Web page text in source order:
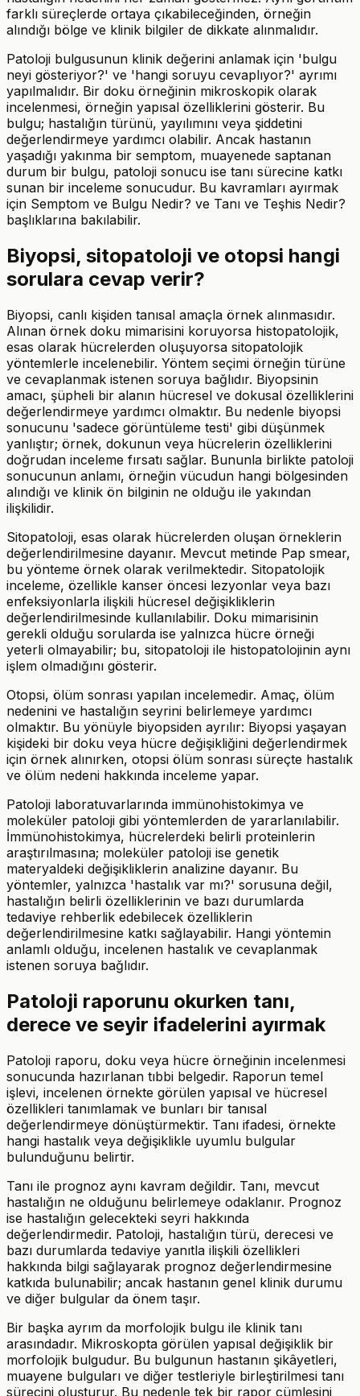
farklı süreçlerde ortaya çıkabileceğinden, örneğin
alındığı bölge ve klinik bilgiler de dikkate alınmalıdır.
Patoloji bulgusunun klinik değerini anlamak için 'bulgu
neyi gösteriyor?' ve 'hangi soruyu cevaplıyor?' ayrımı
yapılmalıdır. Bir doku örneğinin mikroskopik olarak
incelenmesi, örneğin yapısal özelliklerini gösterir. Bu
bulgu; hastalığın türünü, yayılımını veya şiddetini
değerlendirmeye yardımcı olabilir. Ancak hastanın
yaşadığı yakınma bir semptom, muayenede saptanan
durum bir bulgu, patoloji sonucu ise tanı sürecine katkı
sunan bir inceleme sonucudur. Bu kavramları ayırmak
için Semptom ve Bulgu Nedir? ve Tanı ve Teşhis Nedir?
başlıklarına bakılabilir.
Biyopsi, sitopatoloji ve otopsi hangi
sorulara cevap verir?
Biyopsi, canlı kişiden tanısal amaçla örnek alınmasıdır.
Alınan örnek doku mimarisini koruyorsa histopatolojik,
esas olarak hücrelerden oluşuyorsa sitopatolojik
yöntemlerle incelenebilir. Yöntem seçimi örneğin türüne
ve cevaplanmak istenen soruya bağlıdır. Biyopsinin
amacı, şüpheli bir alanın hücresel ve dokusal özelliklerini
değerlendirmeye yardımcı olmaktır. Bu nedenle biyopsi
sonucunu 'sadece görüntüleme testi' gibi düşünmek
yanlıştır; örnek, dokunun veya hücrelerin özelliklerini
doğrudan inceleme fırsatı sağlar. Bununla birlikte patoloji
sonucunun anlamı, örneğin vücudun hangi bölgesinden
alındığı ve klinik ön bilginin ne olduğu ile yakından
ilişkilidir.
Sitopatoloji, esas olarak hücrelerden oluşan örneklerin
değerlendirilmesine dayanır. Mevcut metinde Pap smear,
bu yönteme örnek olarak verilmektedir. Sitopatolojik
inceleme, özellikle kanser öncesi lezyonlar veya bazı
enfeksiyonlarla ilişkili hücresel değişikliklerin
değerlendirilmesinde kullanılabilir. Doku mimarisinin
gerekli olduğu sorularda ise yalnızca hücre örneği
yeterli olmayabilir; bu, sitopatoloji ile histopatolojinin aynı
işlem olmadığını gösterir.
Otopsi, ölüm sonrası yapılan incelemedir. Amaç, ölüm
nedenini ve hastalığın seyrini belirlemeye yardımcı
olmaktır. Bu yönüyle biyopsiden ayrılır: Biyopsi yaşayan
kişideki bir doku veya hücre değişikliğini değerlendirmek
için örnek alınırken, otopsi ölüm sonrası süreçte hastalık
ve ölüm nedeni hakkında inceleme yapar.
Patoloji laboratuvarlarında immünohistokimya ve
moleküler patoloji gibi yöntemlerden de yararlanılabilir.
İmmünohistokimya, hücrelerdeki belirli proteinlerin
araştırılmasına; moleküler patoloji ise genetik
materyaldeki değişikliklerin analizine dayanır. Bu
yöntemler, yalnızca 'hastalık var mı?' sorusuna değil,
hastalığın belirli özelliklerinin ve bazı durumlarda
tedaviye rehberlik edebilecek özelliklerin
değerlendirilmesine katkı sağlayabilir. Hangi yöntemin
anlamlı olduğu, incelenen hastalık ve cevaplanmak
istenen soruya bağlıdır.
Patoloji raporunu okurken tanı,
derece ve seyir ifadelerini ayırmak
Patoloji raporu, doku veya hücre örneğinin incelenmesi
sonucunda hazırlanan tıbbi belgedir. Raporun temel
işlevi, incelenen örnekte görülen yapısal ve hücresel
özellikleri tanımlamak ve bunları bir tanısal
değerlendirmeye dönüştürmektir. Tanı ifadesi, örnekte
hangi hastalık veya değişiklikle uyumlu bulgular
bulunduğunu belirtir.
Tanı ile prognoz aynı kavram değildir. Tanı, mevcut
hastalığın ne olduğunu belirlemeye odaklanır. Prognoz
ise hastalığın gelecekteki seyri hakkında
değerlendirmedir. Patoloji, hastalığın türü, derecesi ve
bazı durumlarda tedaviye yanıtla ilişkili özellikleri
hakkında bilgi sağlayarak prognoz değerlendirmesine
katkıda bulunabilir; ancak hastanın genel klinik durumu
ve diğer bulgular da önem taşır.
Bir başka ayrım da morfolojik bulgu ile klinik tanı
arasındadır. Mikroskopta görülen yapısal değişiklik bir
morfolojik bulgudur. Bu bulgunun hastanın şikâyetleri,
muayene bulguları ve diğer testleriyle birleştirilmesi tanı
sürecini oluşturur. Bu nedenle tek bir rapor cümlesini